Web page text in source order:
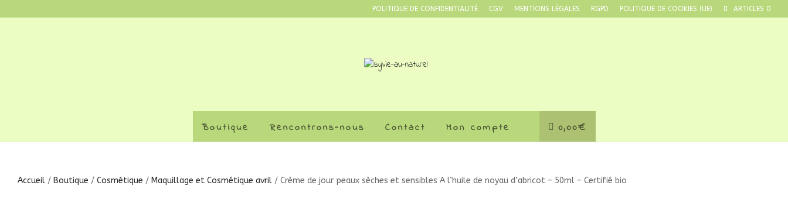
POLITIQUE DE CONFIDENTIALITÉ CGV MENTIONS LÉGALES RGPD POLITIQUE DE COOKIES (UE) ARTICLES 0
Boutique Rencontrons-nous Contact Mon compte 0,00€
Accueil / Boutique / Cosmétique / Maquillage et Cosmétique avril / Crème de jour peaux sèches et sensibles A l’huile de noyau d’abricot – 50ml – Certifié bio